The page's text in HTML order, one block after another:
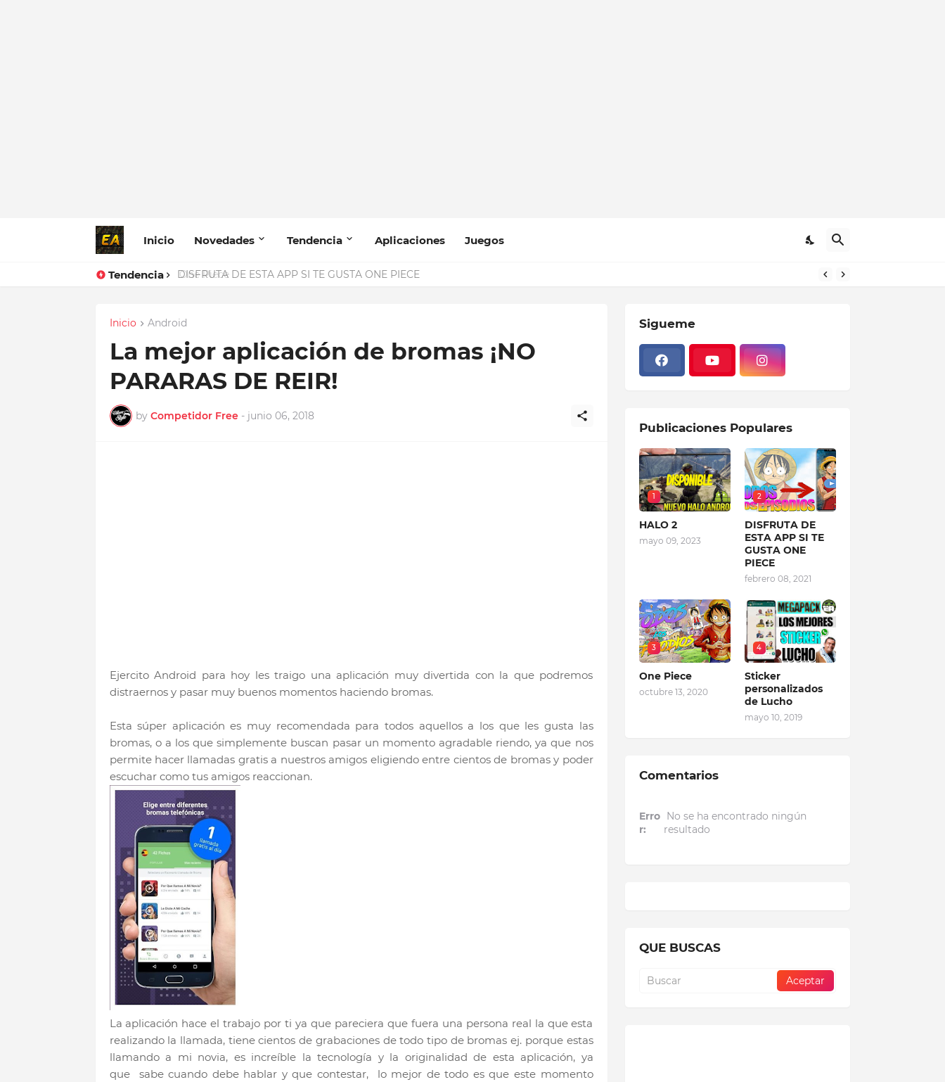
Inicio Novedades Tendencia Aplicaciones Juegos
Tendencia One Piece
Inicio Android
La mejor aplicación de bromas ¡NO
PARARAS DE REIR!
by Competidor Free - junio 06, 2018
Ejercito Android para hoy les traigo una aplicación muy divertida con la que podremos
distraernos y pasar muy buenos momentos haciendo bromas.
Esta súper aplicación es muy recomendada para todos aquellos a los que les gusta las
bromas, o a los que simplemente buscan pasar un momento agradable riendo, ya que nos
permite hacer llamadas gratis a nuestros amigos eligiendo entre cientos de bromas y poder
escuchar como tus amigos reaccionan.
La aplicación hace el trabajo por ti ya que pareciera que fuera una persona real la que esta
realizando la llamada, tiene cientos de grabaciones de todo tipo de bromas ej. porque estas
llamando a mi novia, es increíble la tecnología y la originalidad de esta aplicación, ya
que sabe cuando debe hablar y que contestar, lo mejor de todo es que este momento
Sigueme
Publicaciones Populares
1
HALO 2
mayo 09, 2023
2
DISFRUTA DE
ESTA APP SI TE
GUSTA ONE
PIECE
febrero 08, 2021
3
One Piece
octubre 13, 2020
4
Sticker
personalizados
de Lucho
mayo 10, 2019
Comentarios
Erro
r:
No se ha encontrado ningún
resultado
QUE BUSCAS